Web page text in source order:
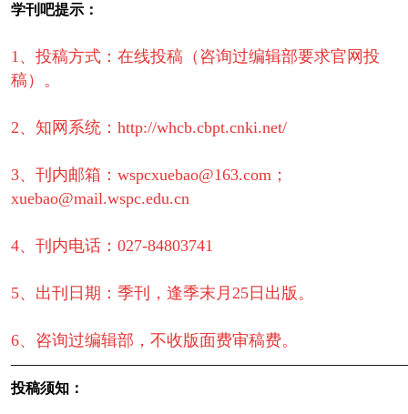
学刊吧提示：
1、投稿方式：在线投稿（咨询过编辑部要求官网投
稿）。
2、知网系统：http://whcb.cbpt.cnki.net/
3、刊内邮箱：wspcxuebao@163.com；
xuebao@mail.wspc.edu.cn
4、刊内电话：027-84803741
5、出刊日期：季刊，逢季末月25日出版。
6、咨询过编辑部，不收版面费审稿费。
投稿须知：